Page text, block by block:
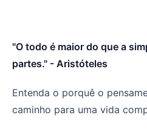
O que Aristóteles nos
"O todo é maior do que a
partes." - Aristóteles
Entenda o porquê o
caminho para uma vida